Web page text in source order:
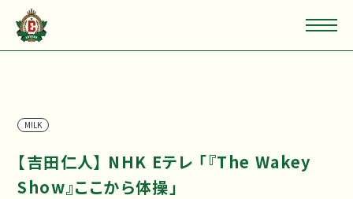
M!LK
【吉田仁人】 NHK Eテレ 「『The Wakey
Show』ここから体操」